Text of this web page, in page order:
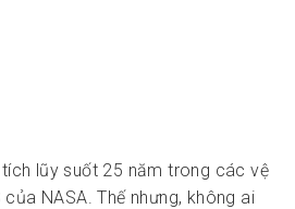
lũy suốt 25 năm trong các vệ
NASA. Thế nhưng, không ai